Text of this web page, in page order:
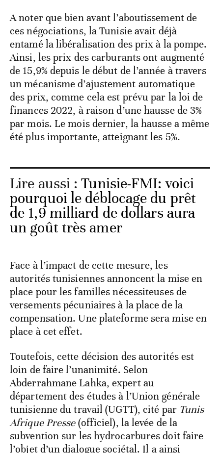
A noter que bien avant l’aboutissement de
ces négociations, la Tunisie avait déjà
entamé la libéralisation des prix à la pompe.
Ainsi, les prix des carburants ont augmenté
de 15,9% depuis le début de l’année à travers
un mécanisme d’ajustement automatique
des prix, comme cela est prévu par la loi de
finances 2022, à raison d’une hausse de 3%
par mois. Le mois dernier, la hausse a même
été plus importante, atteignant les 5%.
Lire aussi :Tunisie-FMI: voici
pourquoi le déblocage du prêt
de 1,9 milliard de dollars aura
un goût très amer
Face à l’impact de cette mesure, les
autorités tunisiennes annoncent la mise en
place pour les familles nécessiteuses de
versements pécuniaires à la place de la
compensation. Une plateforme sera mise en
place à cet effet.
Toutefois, cette décision des autorités est
loin de faire l’unanimité. Selon
Abderrahmane Lahka, expert au
département des études à l’Union générale
tunisienne du travail (UGTT), cité par Tunis
Afrique Presse(officiel), la levée de la
subvention sur les hydrocarbures doit faire
l’objet d’un dialogue sociétal. Il a ainsi